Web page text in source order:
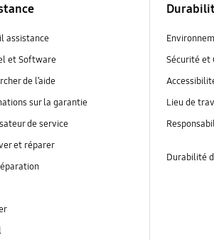
assistance
et Software
de l’aide
sur la garantie
de service
et réparer
Sécurité et
Lieu de
Durabilité